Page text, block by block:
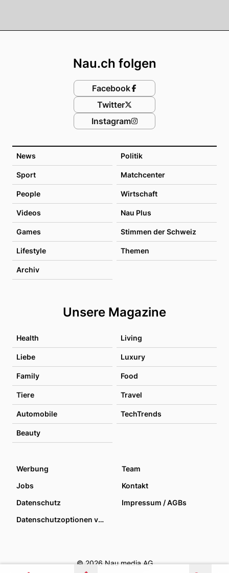
News Politik
Sport Matchcenter
People Wirtschaft
Videos Nau Plus
Games Stimmen der Schweiz
Lifestyle Themen
Archiv
Unsere Magazine
Health Living
Liebe Luxury
Family Food
Tiere Travel
Automobile TechTrends
Beauty
Nau.ch folgen
Facebook
Twitter
Instagram
Werbung
Team
Jobs
Kontakt
Datenschutz
Impressum / AGBs
Datenschutzoptionen verwalten
© 2026 Nau media AG